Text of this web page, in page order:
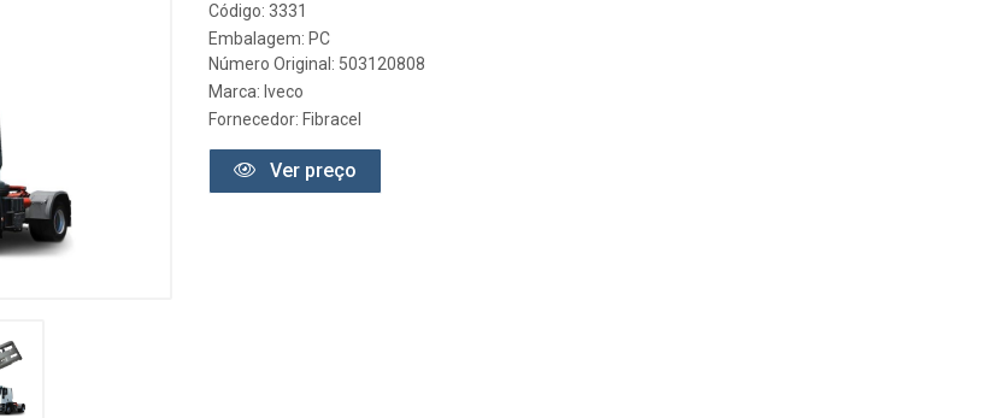
Código: 3331
Embalagem: PC
Número Original: 503120808
Marca: Iveco
Fornecedor: Fibracel
Ver preço